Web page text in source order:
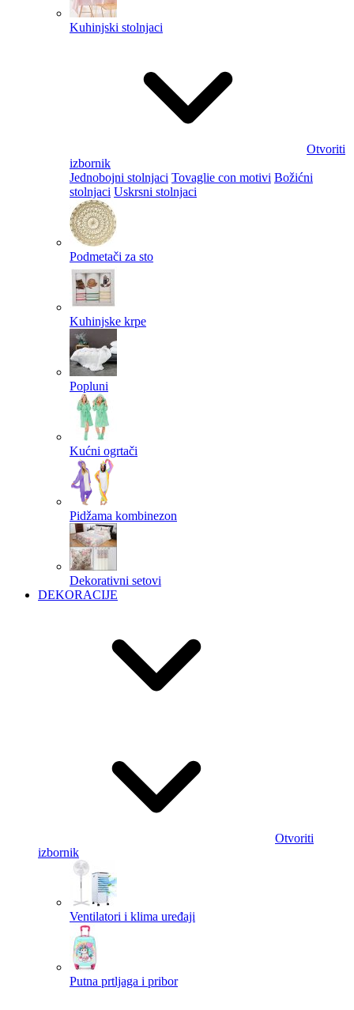
Kuhinjski stolnjaci
Otvoriti
izbornik
Jednobojni stolnjaci Tovaglie con motivi Božićni
stolnjaci Uskrsni stolnjaci
Podmetači za sto
Kuhinjske krpe
Popluni
Kućni ogrtači
Pidžama kombinezon
Dekorativni setovi
DEKORACIJE
Otvoriti
izbornik
Ventilatori i klima uređaji
Putna prtljaga i pribor